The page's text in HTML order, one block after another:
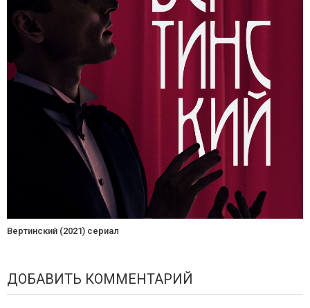
Вертинский (2021) сериал
ДОБАВИТЬ КОММЕНТАРИЙ